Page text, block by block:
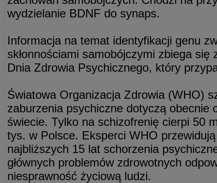
wydzielanie BDNF do synaps.
Informacja na temat identyfikacji genu
skłonnościami samobójczymi zbiega się
Dnia Zdrowia Psychicznego, który
Światowa Organizacja Zdrowia (WHO)
zaburzenia psychiczne dotyczą obecnie
świecie. Tylko na schizofrenię cierpi 50
tys. w Polsce. Eksperci WHO
najbliższych 15 lat schorzenia
głównych problemów zdrowotnych
niesprawność życiową ludzi.